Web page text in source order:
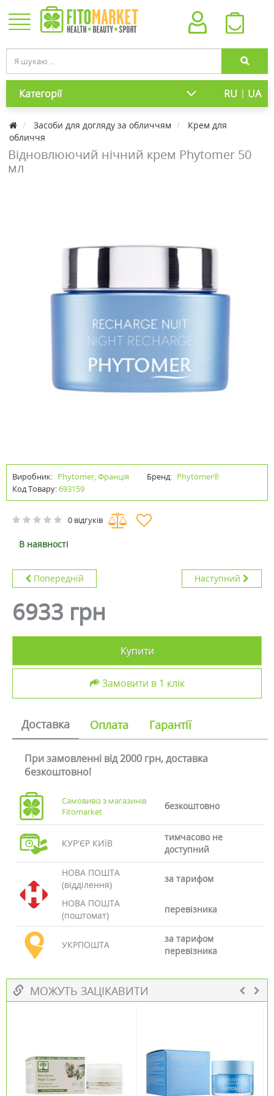
Категорії RU | UA
Засоби для догляду за обличчям
Крем для
обличчя
Відновлюючий нічний крем Phytomer 50
мл
Виробник: Phytomer, Франція Бренд: Phytomer®
Код Товару:693159
0 відгуків
В наявності
Попередній Наступний
6933 грн
Купити
Замовити в 1 клік
Доставка Оплата Гарантії
При замовленні від 2000 грн, доставка
безкоштовно!
Самовивіз з магазинів
Fitomarket
безкоштовно
КУР'ЄР КИЇВ
тимчасово не
доступний
НОВА ПОШТА
(відділення)
за тарифом
НОВА ПОШТА
(поштомат)
перевізника
УКРПОШТА
за тарифом
перевізника
МОЖУТЬ ЗАЦІКАВИТИ